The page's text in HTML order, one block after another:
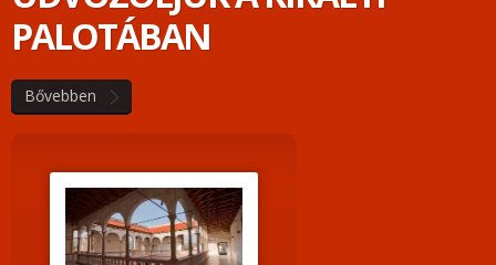
PALOTÁBAN
Bővebben